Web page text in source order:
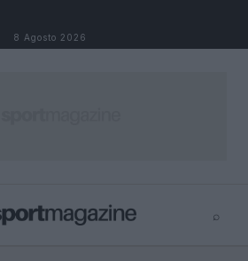
8 Agosto 2026
⌕